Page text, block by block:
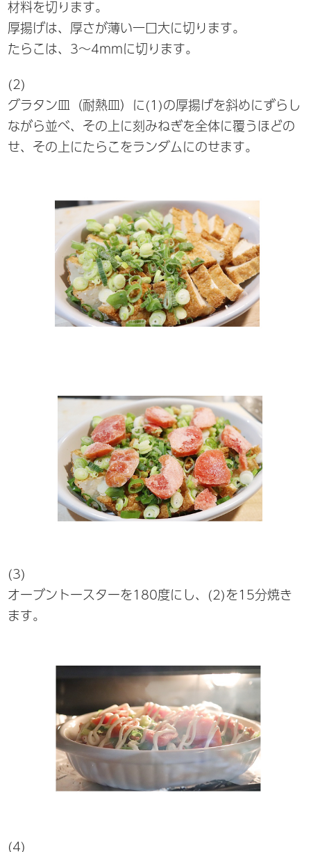
材料を切ります。
厚揚げは、厚さが薄い一口大に切ります。
たらこは、3～4mmに切ります。
(2)
グラタン皿（耐熱皿）に(1)の厚揚げを斜めにずらし
ながら並べ、その上に刻みねぎを全体に覆うほどの
せ、その上にたらこをランダムにのせます。
(3)
オーブントースターを180度にし、(2)を15分焼き
ます。
(4)